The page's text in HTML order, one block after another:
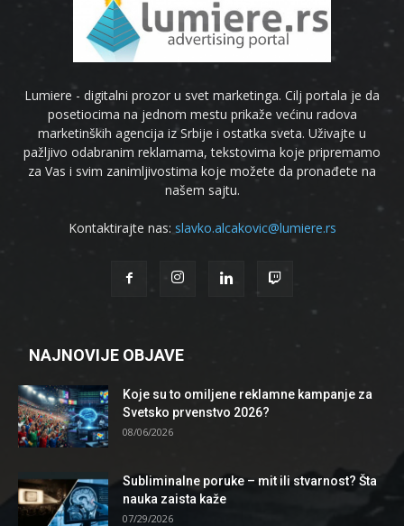
Lumiere - digitalni prozor u svet marketinga. Cilj portala je da
posetiocima na jednom mestu prikaže većinu radova
marketinških agencija iz Srbije i ostatka sveta. Uživajte u
pažljivo odabranim reklamama, tekstovima koje pripremamo
za Vas i svim zanimljivostima koje možete da pronađete na
našem sajtu.
Kontaktirajte nas: slavko.alcakovic@lumiere.rs
NAJNOVIJE OBJAVE
Koje su to omiljene reklamne kampanje za
Svetsko prvenstvo 2026?
08/06/2026
Subliminalne poruke – mit ili stvarnost? Šta
nauka zaista kaže
07/29/2026